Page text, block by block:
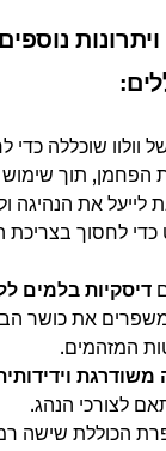
וולוו שוכללה
הפחמן, תוך
לייעל את הנהיגה
לחסוך בצריכת
דיסקיות בלמים
את כושר
המזהמים.
משודרגת
לצורכי הנהג.
הכוללת שישה